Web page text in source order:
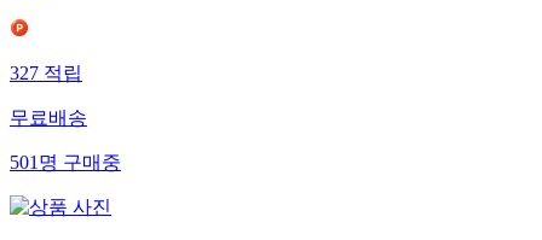
327 적립
무료배송
501 명 구매중